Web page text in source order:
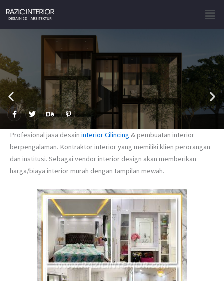
content
F
a
e
b
o
k
f
T
w
t
t
e
r
B
e
h
a
n
c
P
i
n
t
e
r
s
-
Profesional jasa desain interior Cilincing & pembuatan interior
berpengalaman. Kontraktor interior yang memiliki klien perorangan
dan institusi. Sebagai vendor interior design akan memberikan
harga/biaya interior murah dengan tampilan mewah.